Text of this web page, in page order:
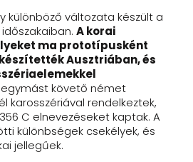
különböző változata készült a
A korai
ma prototípusként
Ausztriában, és
egymást követő német
karosszériával rendelkeztek,
C elnevezéseket kaptak. A
különbségek csekélyek, és
jellegűek.